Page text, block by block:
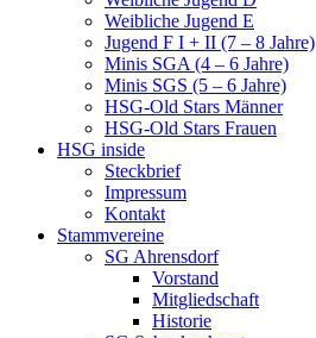
Weibliche Jugend E
Jugend F I + II (7 – 8 Jahre)
Minis SGA (4 – 6 Jahre)
Minis SGS (5 – 6 Jahre)
HSG-Old Stars Männer
HSG-Old Stars Frauen
HSG inside
Steckbrief
Impressum
Kontakt
Stammvereine
SG Ahrensdorf
Vorstand
Mitgliedschaft
Historie